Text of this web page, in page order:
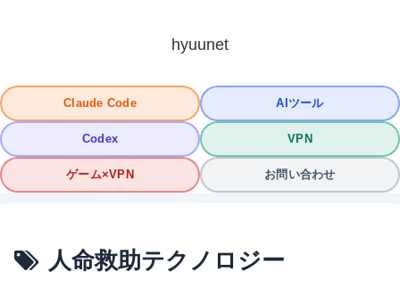
hyuunet
Claude Code AIツール
Codex VPN
ゲーム×VPN お問い合わせ
人命救助テクノロジー